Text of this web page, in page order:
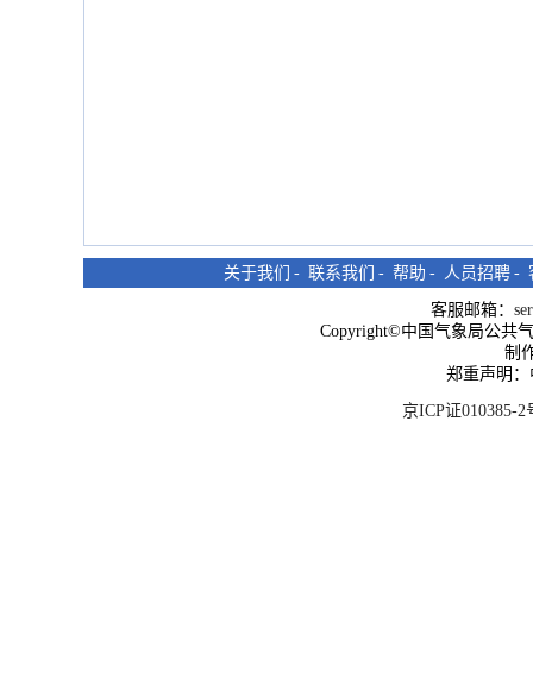
关于我们 - 联系我们 - 帮助 - 人员招聘 -
客服邮箱：
Copyright©中国气象局公共
制
郑重声明
京ICP证010385-2